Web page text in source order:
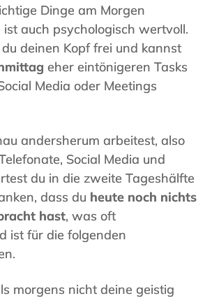
Dinge am Morgen
auch psychologisch wertvoll.
deinen Kopf frei und kannst
eher eintönigeren Tasks
Media oder Meetings
andersherum arbeitest, also
Social Media und
du in die zweite Tageshälfte
dass du heute noch nichts
hast, was oft
ist für die folgenden
morgens nicht deine geistig